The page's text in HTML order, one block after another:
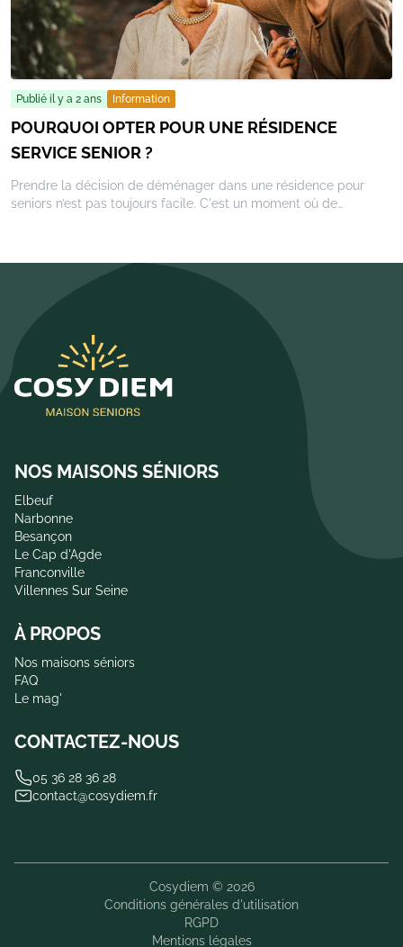
Publié il y a 2 ans Information
POURQUOI OPTER POUR UNE RÉSIDENCE
SERVICE SENIOR ?
Prendre la décision de déménager dans une résidence pour
seniors n’est pas toujours facile. C'est un moment où de
trouver un lieu de vie qui puisse répondre à ces nouvelles
exigences tout en préservant notre autonomie. Les résidences
services seniors se présentent comme une solution idéale,
offrant un cadre de vie adapté, sécurisant et enrichissant.
NOS MAISONS SÉNIORS
Elbeuf
Narbonne
Besançon
Le Cap d'Agde
Franconville
Villennes Sur Seine
À PROPOS
Nos maisons séniors
FAQ
Le mag'
CONTACTEZ-NOUS
05 36 28 36 28
contact@cosydiem.fr
Cosydiem © 2026
Conditions générales d'utilisation
RGPD
Mentions légales